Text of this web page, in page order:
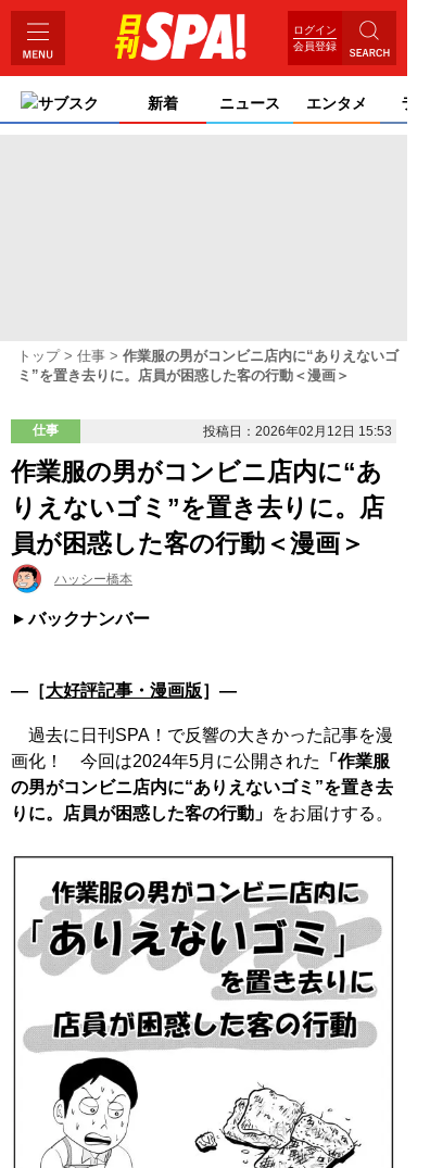
ログイン
会員登録
サブスク 新着 ニュース エンタメ ライ
トップ 仕事
作業服の男がコンビニ店内に“ありえないゴ
ミ”を置き去りに。店員が困惑した客の行動＜漫画＞
仕事 投稿日：2026年02月12日 15:53
作業服の男がコンビニ店内に“あ
りえないゴミ”を置き去りに。店
員が困惑した客の行動＜漫画＞
ハッシー橋本
バックナンバー
―［大好評記事・漫画版］―
過去に日刊SPA！で反響の大きかった記事を漫
画化！ 今回は2024年5月に公開された
「作業服
の男がコンビニ店内に“ありえないゴミ”を置き去
りに。店員が困惑した客の行動」 をお届けする。